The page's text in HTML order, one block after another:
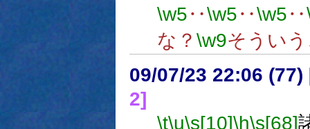
\w5‥\w5‥\w5‥
な？ \w9そうい
09/07/23 22:06 (77)
2]
\t\u\s[10]\h\s[68]